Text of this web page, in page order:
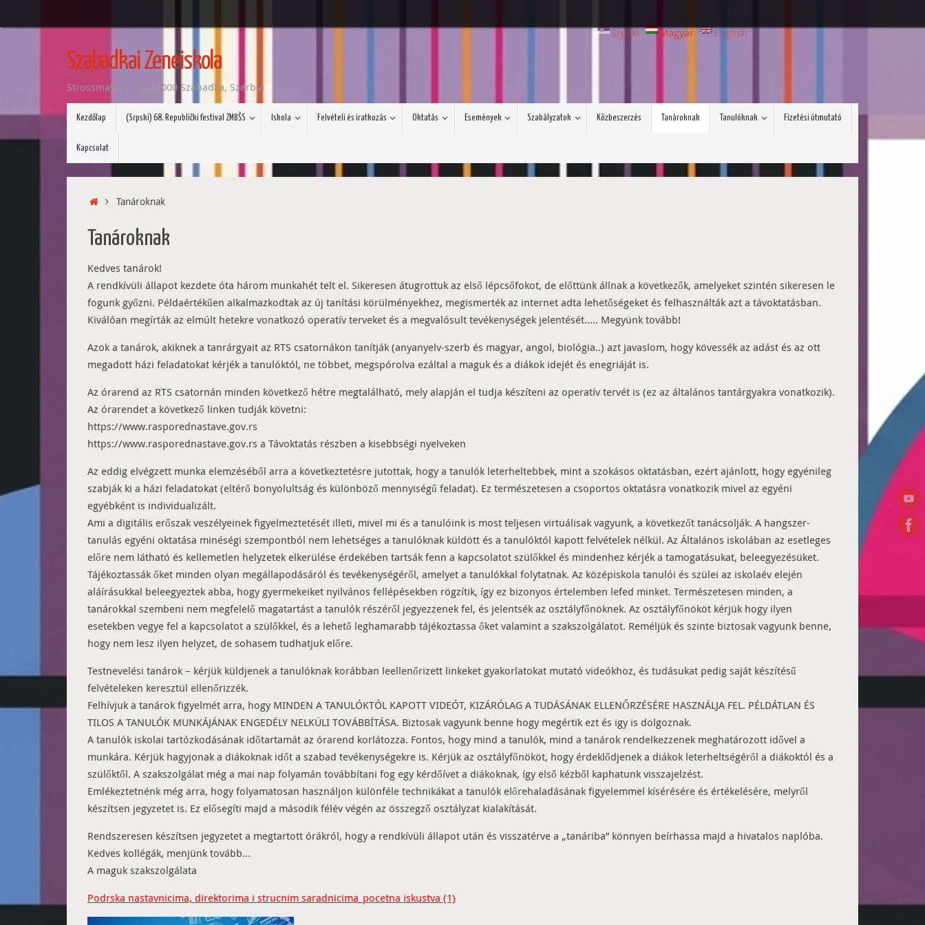
Tovább
Szabadkai Zeneiskola
Strossmayer u. 3, 24000 Szabadka, Szerbia
Srpski Magyar English
Kezdőlap (Srpski) 68. Republički festival ZMBŠS Iskola Felvételi és iratkozás Oktatás Események Szabályzatok Közbeszerzés Tanároknak Tanulóknak Fizetési útmutató
Kapcsolat
HomeTanároknak
Tanároknak
Kedves tanárok!
A rendkívüli állapot kezdete óta három munkahét telt el. Sikeresen átugrottuk az első lépcsőfokot, de előttünk állnak a következők, amelyeket szintén sikeresen le
fogunk győzni. Példaértékűen alkalmazkodtak az új tanítási körülményekhez, megismerték az internet adta lehetőségeket és felhasználták azt a távoktatásban.
Kiválóan megírták az elmúlt hetekre vonatkozó operatív terveket és a megvalósult tevékenységek jelentését….. Megyünk tovább!
Azok a tanárok, akiknek a tanrárgyait az RTS csatornákon tanítják (anyanyelv-szerb és magyar, angol, biológia..) azt javaslom, hogy kövessék az adást és az ott
megadott házi feladatokat kérjék a tanulóktól, ne többet, megspórolva ezáltal a maguk és a diákok idejét és enegriáját is.
Az órarend az RTS csatornán minden következő hétre megtalálható, mely alapján el tudja készíteni az operatív tervét is (ez az általános tantárgyakra vonatkozik).
Az órarendet a következő linken tudják követni:
https://www.rasporednastave.gov.rs
https://www.rasporednastave.gov.rs a Távoktatás részben a kisebbségi nyelveken
Az eddig elvégzett munka elemzéséből arra a következtetésre jutottak, hogy a tanulók leterheltebbek, mint a szokásos oktatásban, ezért ajánlott, hogy egyénileg
szabják ki a házi feladatokat (eltérő bonyolultság és különböző mennyiségű feladat). Ez természetesen a csoportos oktatásra vonatkozik mivel az egyéni
egyébként is individualizált.
Ami a digitális erőszak veszélyeinek figyelmeztetését illeti, mivel mi és a tanulóink is most teljesen virtuálisak vagyunk, a következőt tanácsolják. A hangszer-
tanulás egyéni oktatása minéségi szempontból nem lehetséges a tanulóknak küldött és a tanulóktól kapott felvételek nélkül. Az Általános iskolában az esetleges
előre nem látható és kellemetlen helyzetek elkerülése érdekében tartsák fenn a kapcsolatot szülőkkel és mindenhez kérjék a tamogatásukat, beleegyezésüket.
Tájékoztassák őket minden olyan megállapodásáról és tevékenységéről, amelyet a tanulókkal folytatnak. Az középiskola tanulói és szülei az iskolaév elején
aláírásukkal beleegyeztek abba, hogy gyermekeiket nyilvános fellépésekben rögzítik, így ez bizonyos értelemben lefed minket. Természetesen minden, a
tanárokkal szembeni nem megfelelő magatartást a tanulók részéről jegyezzenek fel, és jelentsék az osztályfőnöknek. Az osztályfőnököt kérjük hogy ilyen
esetekben vegye fel a kapcsolatot a szülőkkel, és a lehető leghamarabb tájékoztassa őket valamint a szakszolgálatot. Reméljük és szinte biztosak vagyunk benne,
hogy nem lesz ilyen helyzet, de sohasem tudhatjuk előre.
Testnevelési tanárok – kérjük küldjenek a tanulóknak korábban leellenőrizett linkeket gyakorlatokat mutató videókhoz, és tudásukat pedig saját készítésű
felvételeken keresztül ellenőrizzék.
Felhívjuk a tanárok figyelmét arra, hogy MINDEN A TANULÓKTÓL KAPOTT VIDEÓT, KIZÁRÓLAG A TUDÁSÁNAK ELLENŐRZÉSÉRE HASZNÁLJA FEL. PÉLDÁTLAN ÉS
TILOS A TANULÓK MUNKÁJÁNAK ENGEDÉLY NELKÜLI TOVÁBBÍTÁSA. Biztosak vagyunk benne hogy megértik ezt és igy is dolgoznak.
A tanulók iskolai tartózkodásának időtartamát az órarend korlátozza. Fontos, hogy mind a tanulók, mind a tanárok rendelkezzenek meghatározott idővel a
munkára. Kérjük hagyjonak a diákoknak időt a szabad tevékenységekre is. Kérjük az osztályfőnököt, hogy érdeklődjenek a diákok leterheltségéről a diákoktól és a
szülőktől. A szakszolgálat még a mai nap folyamán továbbítani fog egy kérdőívet a diákoknak, így első kézből kaphatunk visszajelzést.
Emlékeztetnénk még arra, hogy folyamatosan használjon különféle technikákat a tanulók előrehaladásának figyelemmel kísérésére és értékelésére, melyről
készítsen jegyzetet is. Ez elősegíti majd a második félév végén az összegző osztályzat kialakítását.
Rendszeresen készítsen jegyzetet a megtartott órákról, hogy a rendkívüli állapot után és visszatérve a „tanáriba” könnyen beírhassa majd a hivatalos naplóba.
Kedves kollégák, menjünk tovább…
A maguk szakszolgálata
Podrska nastavnicima, direktorima i strucnim saradnicima_pocetna iskustva (1)